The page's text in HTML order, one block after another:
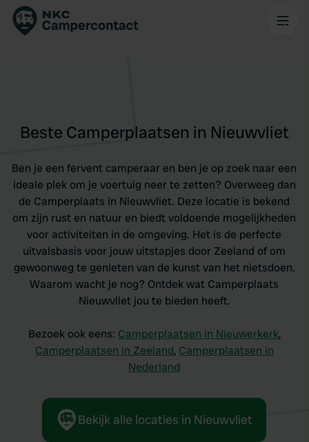
Beste Camperplaatsen in Nieuwvliet
Ben je een fervent camperaar en ben je op zoek naar een
ideale plek om je voertuig neer te zetten? Overweeg dan
de Camperplaats in Nieuwvliet. Deze locatie is bekend
om zijn rust en natuur en biedt voldoende mogelijkheden
voor activiteiten in de omgeving. Het is de perfecte
uitvalsbasis voor jouw uitstapjes door Zeeland of om
gewoonweg te genieten van de kunst van het nietsdoen.
Waarom wacht je nog? Ontdek wat Camperplaats
Nieuwvliet jou te bieden heeft.
Bezoek ook eens: Camperplaatsen in Nieuwerkerk,
Camperplaatsen in Zeeland, Camperplaatsen in
Nederland
Bekijk alle locaties in Nieuwvliet